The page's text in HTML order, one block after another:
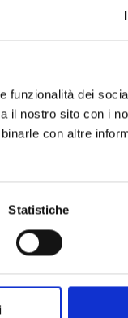
funzionalità dei
il nostro sito con i
con altre
Statistiche
11/05/2016